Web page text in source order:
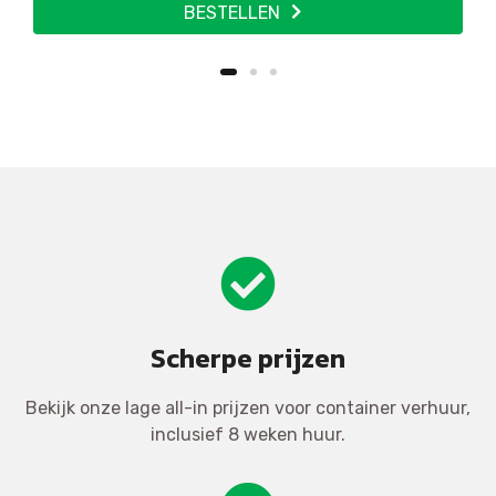
BESTELLEN
Scherpe prijzen
Bekijk onze lage all-in prijzen voor container verhuur,
inclusief 8 weken huur.